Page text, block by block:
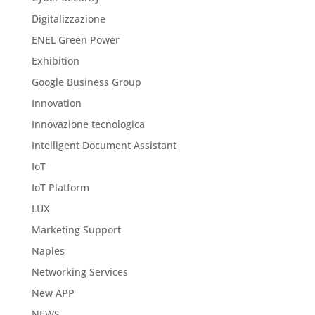
Digitalizzazione
ENEL Green Power
Exhibition
Google Business Group
Innovation
Innovazione tecnologica
Intelligent Document Assistant
IoT
IoT Platform
LUX
Marketing Support
Naples
Networking Services
New APP